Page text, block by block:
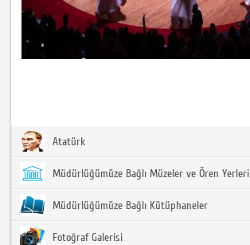
Atatürk
Müdürlüğümüze Bağlı Müzeler ve Ören Yerleri
Müdürlüğümüze Bağlı Kütüphaneler
Fotoğraf Galerisi